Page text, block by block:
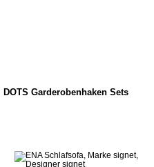
DOTS Garderobenhaken Sets